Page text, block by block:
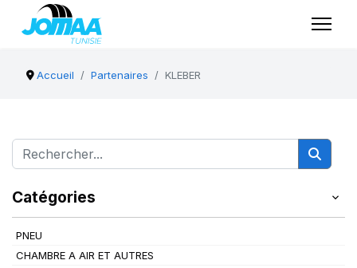
Accueil Partenaires KLEBER
Catégories
PNEU
CHAMBRE A AIR ET AUTRES